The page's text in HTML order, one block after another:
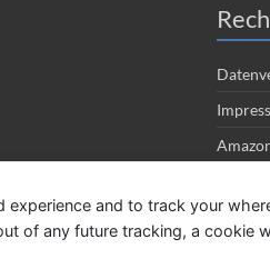
and to track your
of any future tracking, a cookie